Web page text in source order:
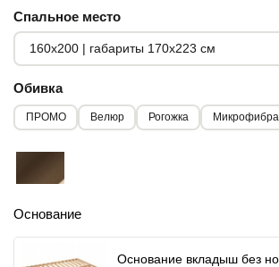
Спальное место
Обивка
ПРОМО Велюр Рогожка Микрофибра
Основание
Основание вкладыш без